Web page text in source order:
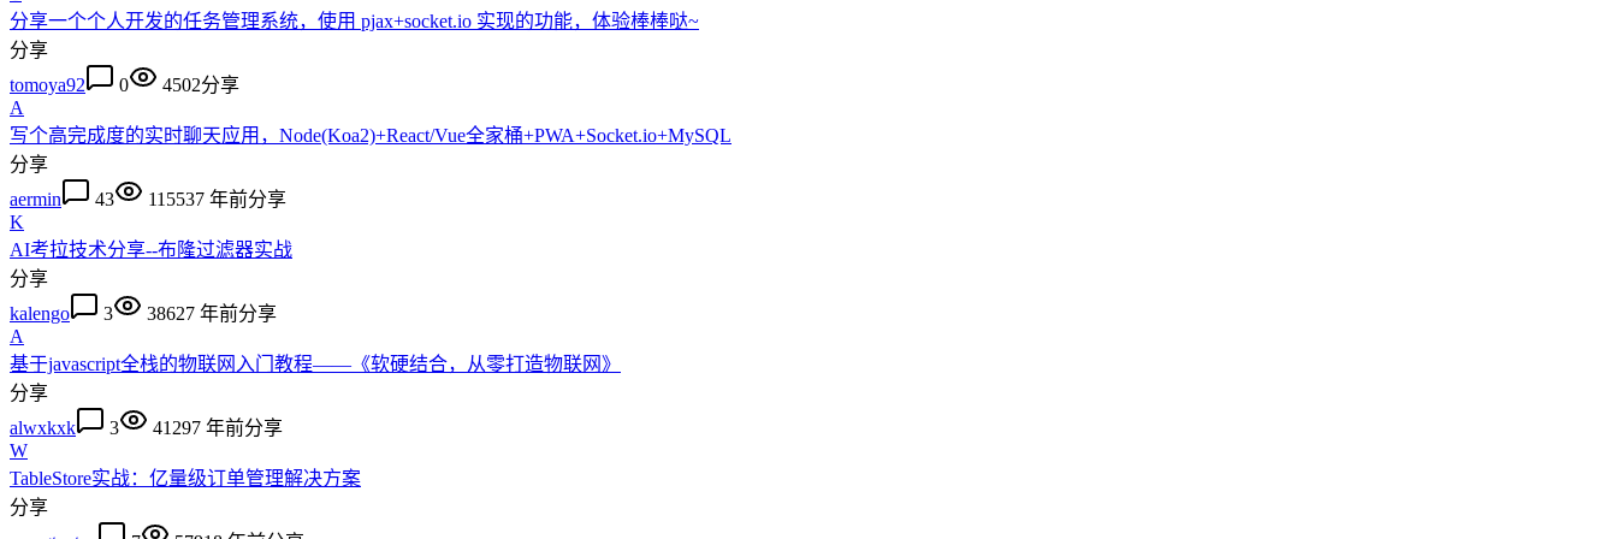
分享一个个人开发的任务管理系统，使用 pjax+socket.io 实现的功能，体验棒棒哒~
分享
tomoya92
0 4502分享
A
写个高完成度的实时聊天应用，Node(Koa2)+React/Vue全家桶+PWA+Socket.io+MySQL
分享
aermin
43 115537 年前分享
K
AI考拉技术分享--布隆过滤器实战
分享
kalengo
3 38627 年前分享
A
基于javascript全栈的物联网入门教程——《软硬结合，从零打造物联网》
分享
alwxkxk
3 41297 年前分享
W
TableStore实战：亿量级订单管理解决方案
分享